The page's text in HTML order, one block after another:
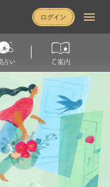
占い ご案内